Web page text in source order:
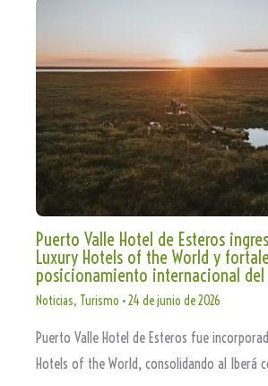
Puerto Valle Hotel de Esteros
Luxury Hotels of the World y
posicionamiento internacional del
Noticias, Turismo •24 de junio de 2026
Puerto Valle Hotel de Esteros fue
Hotels of the World, consolidando al Iberá